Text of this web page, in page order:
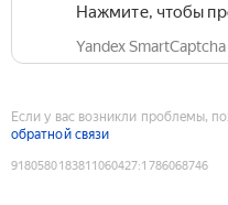
Нажмите, чтобы
Yandex SmartCaptcha
Если у вас возникли проблемы,
обратной связи
9180580183811060427:1786068746